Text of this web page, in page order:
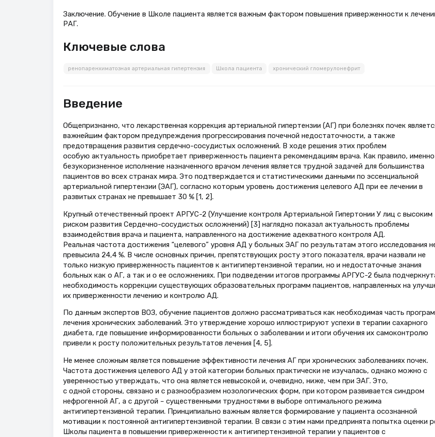
Заключение. Обучение в Школе пациента является важным фактором повышения приверженности к
РАГ.
Ключевые слова
ренопаренхиматозная артериальная гипертензия Школа пациента хронический гломерулонефрит
Введение
Общепризнанно, что лекарственная коррекция артериальной гипертензии (АГ) при болезнях почек
важнейшим фактором предупреждения прогрессирования почечной недостаточности, а также
предотвращения развития сердечно-сосудистых осложнений. В ходе решения этих проблем
особую актуальность приобретает приверженность пациента рекомендациям врача. Как правило, именно
безукоризненное исполнение назначенного врачом лечения является трудной задачей для большинства
пациентов во всех странах мира. Это подтверждается и статистическими данными по эссенциальной
артериальной гипертензии (ЭАГ), согласно которым уровень достижения целевого АД при ее лечении в
развитых странах не превышает 30 % [1, 2].
Крупный отечественный проект АРГУС-2 (Улучшение контроля Артериальной Гипертонии У лиц с высоким
риском развития Сердечно-сосудистых осложнений) [3] наглядно показал актуальность проблемы
взаимодействия врача и пациента, направленного на достижение адекватного контроля АД.
Реальная частота достижения “целевого” уровня АД у больных ЭАГ по результатам этого исследования
превысила 24,4 %. В числе основных причин, препятствующих росту этого показателя, врачи назвали не
только низкую приверженность пациентов к антигипертензивной терапии, но и недостаточные знания
больных как о АГ, а так и о ее осложнениях. При подведении итогов программы АРГУС-2 была
необходимость коррекции существующих образовательных программ пациентов, направленных на
их приверженности лечению и контролю АД.
По данным экспертов ВОЗ, обучение пациентов должно рассматриваться как необходимая часть
лечения хронических заболеваний. Это утверждение хорошо иллюстрируют успехи в терапии сахарного
диабета, где повышение информированности больных о заболевании и итоги обучения их самоконтролю
привели к росту положительных результатов лечения [4, 5].
Не менее сложным является повышение эффективности лечения АГ при хронических заболеваниях почек.
Частота достижения целевого АД у этой категории больных практически не изучалась, однако можно с
уверенностью утверждать, что она является невысокой и, очевидно, ниже, чем при ЭАГ. Это,
с одной стороны, связано и с разнообразием нозологических форм, при котором развивается синдром
нефрогенной АГ, а с другой – существенными трудностями в выборе оптимального режима
антигипертензивной терапии. Принципиально важным является формирование у пациента осознанной
мотивации к постоянной антигипертензивной терапии. В связи с этим нами предпринята попытка оценки
Школы пациента в повышении приверженности к антигипертензивной терапии у пациентов с